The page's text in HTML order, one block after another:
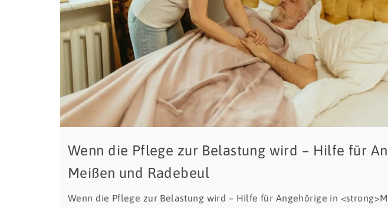
Wenn die Pflege zur Belastung wird – Hilfe für
Meißen und Radebeul
Wenn die Pflege zur Belastung wird – Hilfe für Angehörige in